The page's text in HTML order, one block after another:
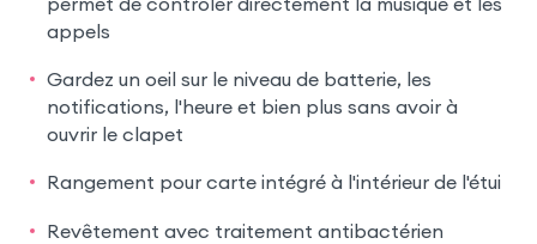
appels
Gardez un oeil sur le niveau de batterie, les
notifications, l'heure et bien plus sans avoir à
ouvrir le clapet
Rangement pour carte intégré à l'intérieur de l'étui
Revêtement avec traitement antibactérien